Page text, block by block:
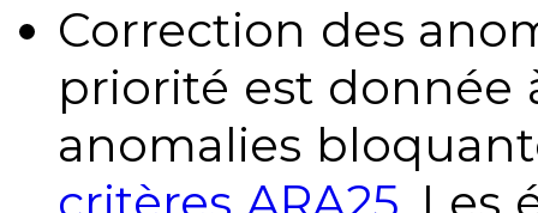
Correction des
priorité est donnée
anomalies